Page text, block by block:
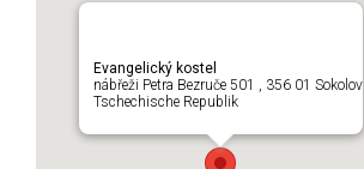
Evangelický kostel
nábřeži Petra Bezruče 501 , 356 01 Sokolov
Tschechische Republik